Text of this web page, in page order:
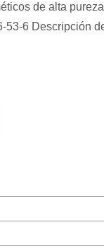
de alta
53-6 Descripción